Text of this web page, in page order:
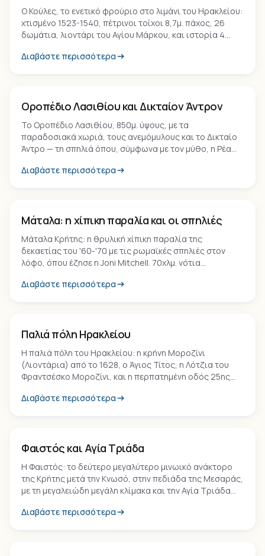
Ο Κούλες, το ενετικό φρούριο στο λιμάνι του Ηρακλείου:
χτισμένο 1523-1540, πέτρινοι τοίχοι 8,7μ. πάχος, 26
δωμάτια, λιοντάρι του Αγίου Μάρκου, και ιστορία 4
πόλεμο.
Διαβάστε περισσότερα
Τοπόσημο
Οροπέδιο Λασιθίου και Δικταίον Άντρον
Το Οροπέδιο Λασιθίου, 850μ. ύψους, με τα
παραδοσιακά χωριά, τους ανεμόμυλους και το Δικταίο
Άντρο — τη σπηλιά όπου, σύμφωνα με τον μύθο, η Ρέα
Διαβάστε περισσότερα
Παραλία
Μάταλα: η χίπικη παραλία και οι σπηλιές
Μάταλα Κρήτης: η θρυλική χίπικη παραλία της
δεκαετίας του '60-'70 με τις ρωμαϊκές σπηλιές στον
λόφο, όπου έζησε η Joni Mitchell. 70χλμ. νότια
Διαβάστε περισσότερα
Οικισμός
Παλιά πόλη Ηρακλείου
Η παλιά πόλη του Ηρακλείου: η κρήνη Μοροζίνι
(Λιοντάρια) από το 1628, ο Άγιος Τίτος, η Λότζια του
Φραντσέσκο Μοροζίνι, και η περπατημένη οδός 25ης
Διαβάστε περισσότερα
Φαιστός και Αγία Τριάδα
Η Φαιστός: το δεύτερο μεγαλύτερο μινωικό ανάκτορο
της Κρήτης μετά την Κνωσό, στην πεδιάδα της Μεσαράς,
με τη μεγαλειώδη μεγάλη κλίμακα και την Αγία Τριάδα
Διαβάστε περισσότερα